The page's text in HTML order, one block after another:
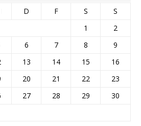
D F S
S
1
2
6 7 8
9
13 14 15
16
20 21 22
23
27 28 29
30